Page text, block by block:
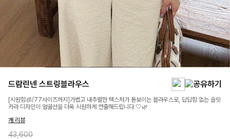
드람린넨 스트링블라우스
[시원함🧊/77사이즈까지]가볍고 내추럴한 텍스처가 돋보이는 블라우스로, 답답함 없는 슬릿
카라 디자인이 얼굴선을 더욱 시원하게 연출해드립니다 🤍🌿
개 리뷰
43,600